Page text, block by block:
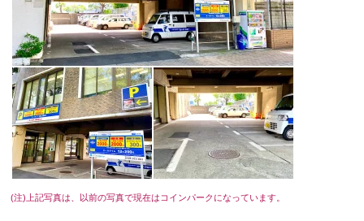
(注)上記写真は、以前の写真で現在はコインパークになっています。